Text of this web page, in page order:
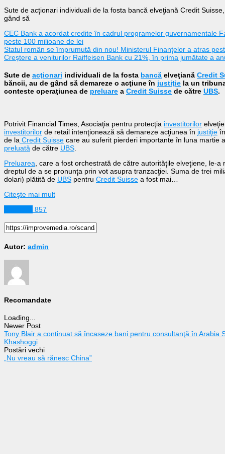
Sute de acţionari individuali de la fosta bancă elveţiană Credit
gând să
CEC Bank a acordat credite în cadrul programelor guvernamentale
peste 100 milioane de lei
Statul român se împrumută din nou! Ministerul Finanţelor a atras
Creștere a veniturilor Raiffeisen Bank cu 21%, în prima jumătate a
Sute de acţionari individuali de la fosta bancă elveţiană Credit
băncii, au de gând să demareze o acţiune în justiţie la un
conteste operaţiunea de preluare a Credit Suisse de către UBS.
Potrivit Financial Times, Asociaţia pentru protecţia investitorilor
investitorilor de retail intenţionează să demareze acţiunea în justiţie
de la Credit Suisse care au suferit pierderi importante în luna martie
preluată de către UBS
Preluarea , care a fost orchestrată de către autorităţile elveţiene, le-a
dreptul de a se pronunţa prin vot asupra tranzacţiei. Suma de trei
dolari) plătită de UBS pentru Credit Suisse a fost mai…
Citeşte mai mult
857
Autor: admin
Recomandate
Loading...
Newer Post
Tony Blair a continuat să încaseze bani pentru consultanţă în Arabia
Khashoggi
Postări vechi
„Nu vreau să rănesc China”